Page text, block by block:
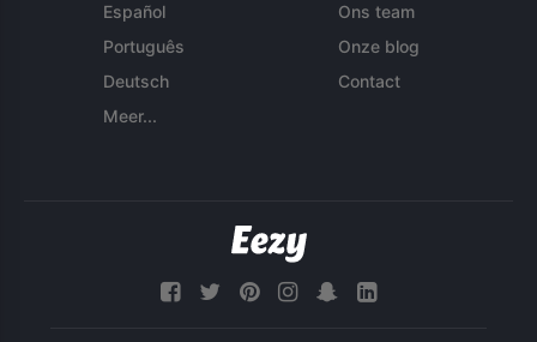
Español
Português
Deutsch
Meer...
Ons team
Onze blog
Contact